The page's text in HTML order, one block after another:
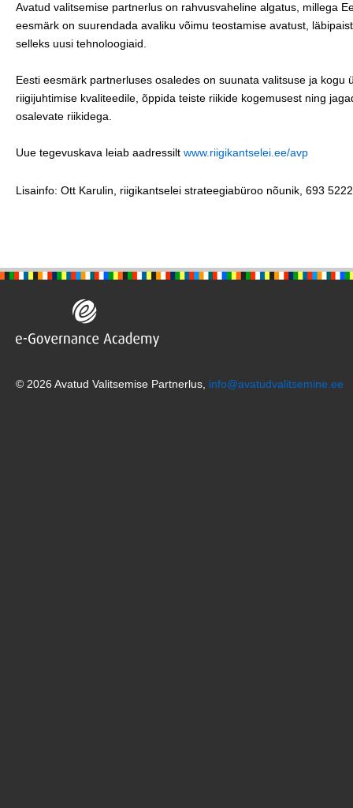
Avatud valitsemise partnerlus on rahvusvaheline algatus, millega
eesmärk on suurendada avaliku võimu teostamise avatust,
selleks uusi tehnoloogiaid.
Eesti eesmärk partnerluses osaledes on suunata valitsuse ja kogu
riigijuhtimise kvaliteedile, õppida teiste riikide kogemusest ning
osalevate riikidega.
Uue tegevuskava leiab aadressilt www.riigikantselei.ee/avp
Lisainfo: Ott Karulin, riigikantselei strateegiabüroo nõunik, 693
© 2026 Avatud Valitsemise Partnerlus, info@avatudvalitsemine.ee